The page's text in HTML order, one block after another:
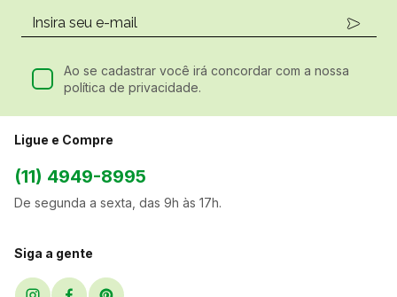
Ao se cadastrar você irá concordar com a nossa
política de privacidade.
Ligue e Compre
(11) 4949-8995
De segunda a sexta, das 9h às 17h.
Siga a gente